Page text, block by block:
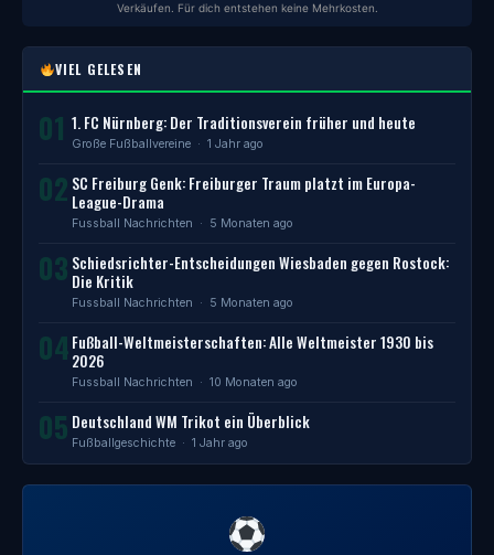
Verkäufen. Für dich entstehen keine Mehrkosten.
VIEL GELESEN
01 1. FC Nürnberg: Der Traditionsverein früher und heute
Große Fußballvereine · 1 Jahr ago
02 SC Freiburg Genk: Freiburger Traum platzt im Europa-
League-Drama
Fussball Nachrichten · 5 Monaten ago
03 Schiedsrichter-Entscheidungen Wiesbaden gegen Rostock:
Die Kritik
Fussball Nachrichten · 5 Monaten ago
04 Fußball-Weltmeisterschaften: Alle Weltmeister 1930 bis
2026
Fussball Nachrichten · 10 Monaten ago
05 Deutschland WM Trikot ein Überblick
Fußballgeschichte · 1 Jahr ago